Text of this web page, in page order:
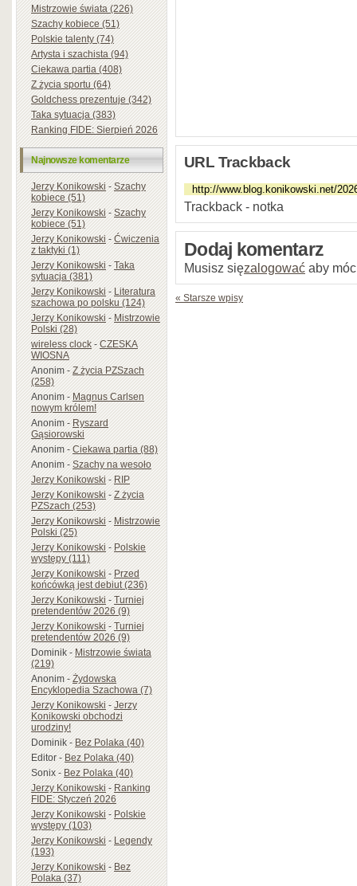
Mistrzowie świata (226)
Szachy kobiece (51)
Polskie talenty (74)
Artysta i szachista (94)
Ciekawa partia (408)
Z życia sportu (64)
Goldchess prezentuje (342)
Taka sytuacja (383)
Ranking FIDE: Sierpień 2026
Najnowsze komentarze
Jerzy Konikowski-Szachy
kobiece (51)
Jerzy Konikowski-Szachy
kobiece (51)
Jerzy Konikowski-Ćwiczenia
z taktyki (1)
Jerzy Konikowski-Taka
sytuacja (381)
Jerzy Konikowski-Literatura
szachowa po polsku (124)
Jerzy Konikowski-Mistrzowie
Polski (28)
wireless clock-CZESKA
WIOSNA
Anonim-Z życia PZSzach
(258)
Anonim-Magnus Carlsen
nowym królem!
Anonim-Ryszard
Gąsiorowski
Anonim-Ciekawa partia (88)
Anonim-Szachy na wesoło
Jerzy Konikowski-RIP
Jerzy Konikowski-Z życia
PZSzach (253)
Jerzy Konikowski-Mistrzowie
Polski (25)
Jerzy Konikowski-Polskie
występy (111)
Jerzy Konikowski-Przed
końcówką jest debiut (236)
Jerzy Konikowski-Turniej
pretendentów 2026 (9)
Jerzy Konikowski-Turniej
pretendentów 2026 (9)
Dominik-Mistrzowie świata
(219)
Anonim-Żydowska
Encyklopedia Szachowa (7)
Jerzy Konikowski-Jerzy
Konikowski obchodzi
urodziny!
Dominik-Bez Polaka (40)
Editor-Bez Polaka (40)
Sonix-Bez Polaka (40)
Jerzy Konikowski-Ranking
FIDE: Styczeń 2026
Jerzy Konikowski-Polskie
występy (103)
Jerzy Konikowski-Legendy
(193)
Jerzy Konikowski-Bez
Polaka (37)
URL Trackback
Trackback - notka
Dodaj komentarz
Musisz sięzalogować aby
« Starsze wpisy